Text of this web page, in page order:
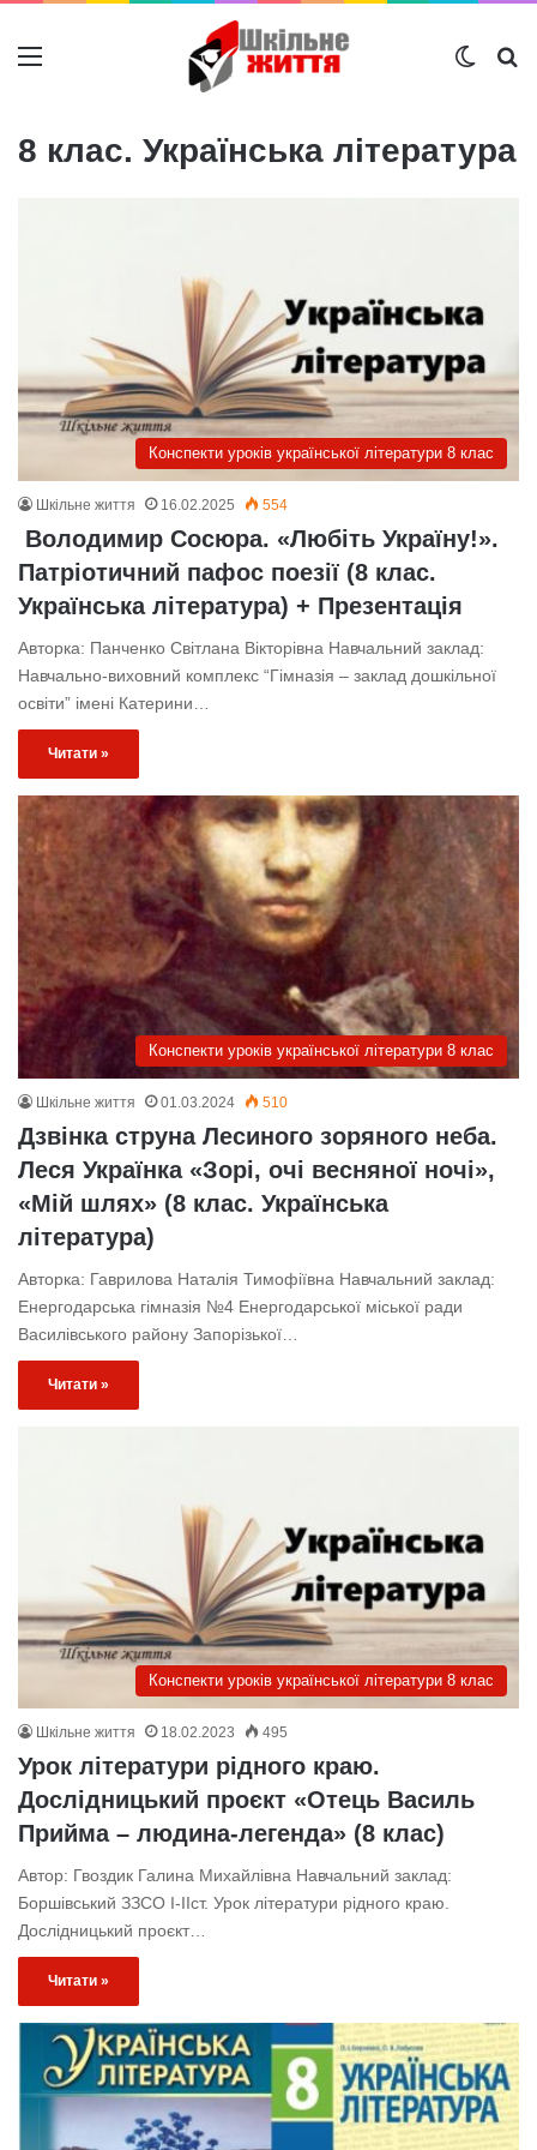
Меню
8 клас. Українська література
Конспекти уроків української літератури 8 клас
Шкільне життя 16.02.2025 554
Володимир Сосюра. «Любіть Україну!».
Патріотичний пафос поезії (8 клас.
Українська література) + Презентація
Авторка: Панченко Світлана Вікторівна Навчальний заклад:
Навчально-виховний комплекс “Гімназія – заклад дошкільної
освіти” імені Катерини…
Читати »
Конспекти уроків української літератури 8 клас
Шкільне життя 01.03.2024 510
Дзвінка струна Лесиного зоряного неба.
Леся Українка «Зорі, очі весняної ночі»,
«Мій шлях» (8 клас. Українська
література)
Авторка: Гаврилова Наталія Тимофіївна Навчальний заклад:
Енергодарська гімназія №4 Енергодарської міської ради
Василівського району Запорізької…
Читати »
Конспекти уроків української літератури 8 клас
Шкільне життя 18.02.2023 495
Урок літератури рідного краю.
Дослідницький проєкт «Отець Василь
Прийма – людина-легенда» (8 клас)
Автор: Гвоздик Галина Михайлівна Навчальний заклад:
Боршівський ЗЗСО I-IIст. Урок літератури рідного краю.
Дослідницький проєкт…
Читати »